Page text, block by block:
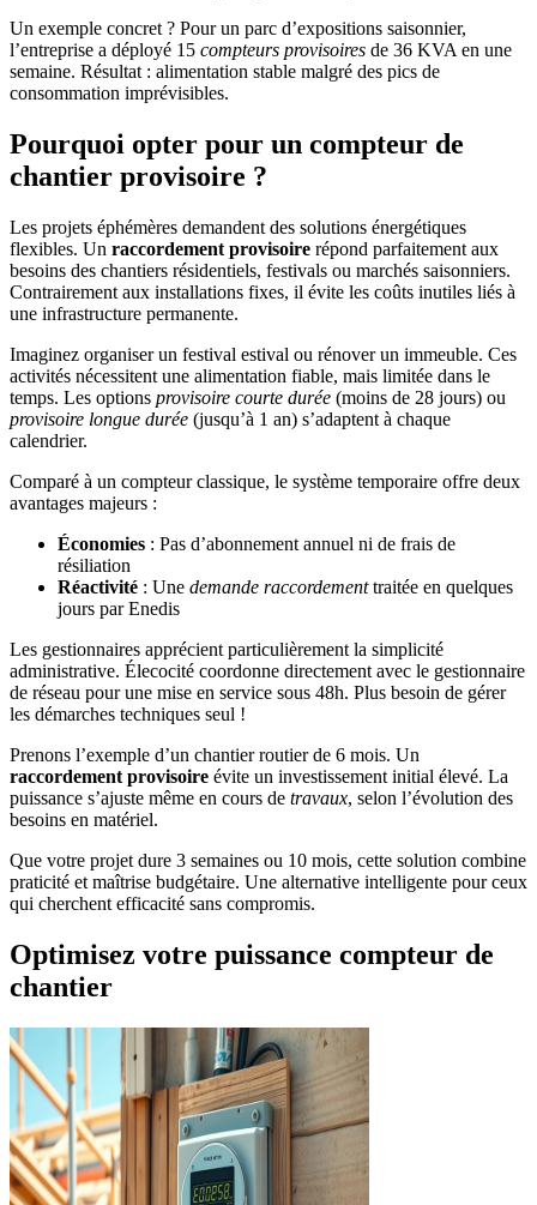
Un exemple concret ? Pour un parc d’expositions saisonnier,
l’entreprise a déployé 15 compteurs provisoires de 36 KVA en une
semaine. Résultat : alimentation stable malgré des pics de
consommation imprévisibles.
Pourquoi opter pour un compteur de
chantier provisoire ?
Les projets éphémères demandent des solutions énergétiques
flexibles. Un raccordement provisoire répond parfaitement aux
besoins des chantiers résidentiels, festivals ou marchés saisonniers.
Contrairement aux installations fixes, il évite les coûts inutiles liés à
une infrastructure permanente.
Imaginez organiser un festival estival ou rénover un immeuble. Ces
activités nécessitent une alimentation fiable, mais limitée dans le
temps. Les options provisoire courte durée (moins de 28 jours) ou
provisoire longue durée (jusqu’à 1 an) s’adaptent à chaque
calendrier.
Comparé à un compteur classique, le système temporaire offre deux
avantages majeurs :
Économies : Pas d’abonnement annuel ni de frais de
résiliation
Réactivité : Une demande raccordementtraitée en quelques
jours par Enedis
Les gestionnaires apprécient particulièrement la simplicité
administrative. Élecocité coordonne directement avec le gestionnaire
de réseau pour une mise en service sous 48h. Plus besoin de gérer
les démarches techniques seul !
Prenons l’exemple d’un chantier routier de 6 mois. Un
raccordement provisoire évite un investissement initial élevé. La
puissance s’ajuste même en cours de travaux, selon l’évolution des
besoins en matériel.
Que votre projet dure 3 semaines ou 10 mois, cette solution combine
praticité et maîtrise budgétaire. Une alternative intelligente pour ceux
qui cherchent efficacité sans compromis.
Optimisez votre puissance compteur de
chantier